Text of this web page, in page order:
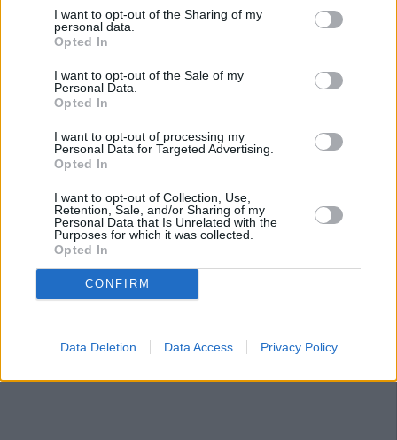
I want to opt-out of the Sharing of my
personal data.
Opted In
I want to opt-out of the Sale of my
Personal Data.
Opted In
I want to opt-out of processing my
Personal Data for Targeted Advertising.
Opted In
I want to opt-out of Collection, Use,
Retention, Sale, and/or Sharing of my
Personal Data that Is Unrelated with the
Purposes for which it was collected.
Opted In
CONFIRM
Data Deletion Data Access Privacy Policy